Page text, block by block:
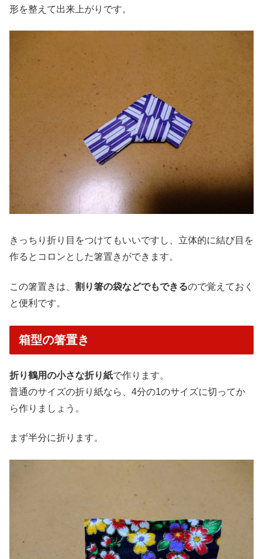
形を整えて出来上がりです。
きっちり折り目をつけてもいいですし、立体的に結び目を
作るとコロンとした箸置きができます。
この箸置きは、 割り箸の袋などでもできるので覚えておく
と便利です。
箱型の箸置き
折り鶴用の小さな折り紙で作ります。
普通のサイズの折り紙なら、4分の1のサイズに切ってか
ら作りましょう。
まず半分に折ります。